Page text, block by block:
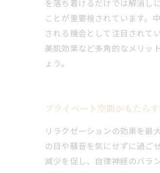
を落ち着けるだけでは解消し
ことが重要視されています。
される機会として注目されて
美肌効果など多角的なメリッ
ょう。
プライベート空間がもたら
リラクゼーションの効果を最
の目や騒音を気にせずに過ご
減少を促し、自律神経のバラ